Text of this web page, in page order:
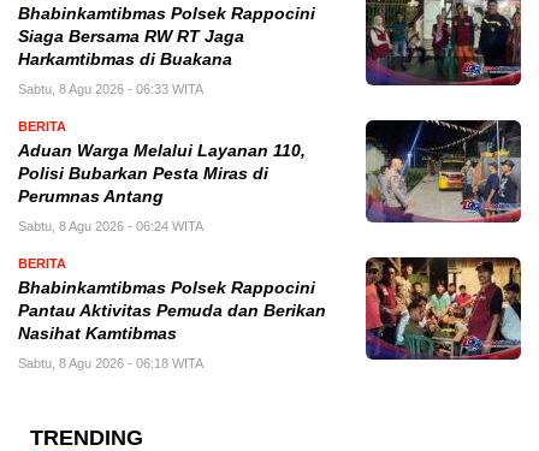
Bhabinkamtibmas Polsek Rappocini
Siaga Bersama RW RT Jaga
Harkamtibmas di Buakana
Sabtu, 8 Agu 2026 - 06:33 WITA
BERITA
Aduan Warga Melalui Layanan 110,
Polisi Bubarkan Pesta Miras di
Perumnas Antang
Sabtu, 8 Agu 2026 - 06:24 WITA
BERITA
Bhabinkamtibmas Polsek Rappocini
Pantau Aktivitas Pemuda dan Berikan
Nasihat Kamtibmas
Sabtu, 8 Agu 2026 - 06:18 WITA
TRENDING